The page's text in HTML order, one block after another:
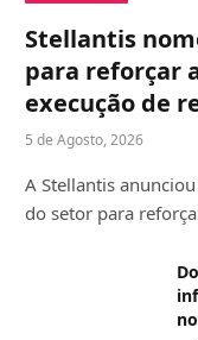
Stellantis
para reforçar
execução de
5 de Agosto, 2026
A Stellantis
do setor para